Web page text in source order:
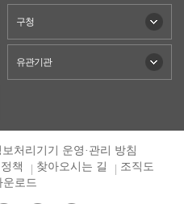
구청
유관기관
처리기기 운영·관리 방침
책 찾아오시는 길
조직도
운로드